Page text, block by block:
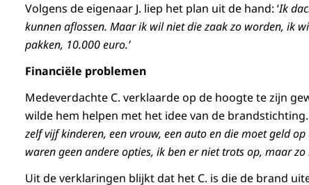
Volgens de eigenaar J. liep het plan uit de hand: ‘Ik
kunnen aflossen. Maar ik wil niet die zaak zo worden, ik
pakken, 10.000 euro.’
Financiële problemen
Medeverdachte C. verklaarde op de hoogte te zijn
wilde hem helpen met het idee van de brandstichting.
zelf vijf kinderen, een vrouw, een auto en die moet geld
waren geen andere opties, ik ben er niet trots op, maar zo
Uit de verklaringen blijkt dat het C. is die de brand